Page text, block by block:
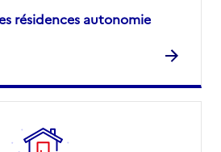
résidences autonomie